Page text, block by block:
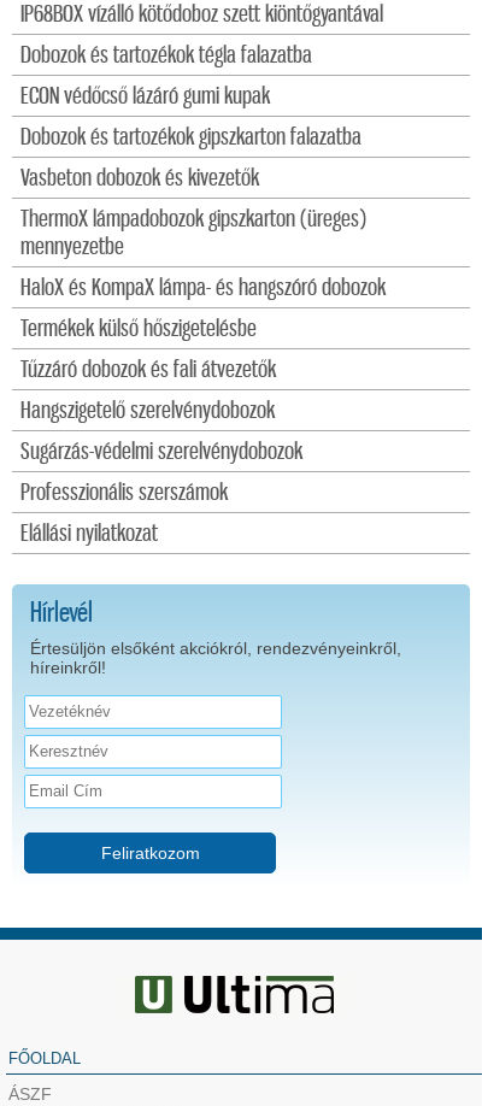
IP68BOX vízálló kötődoboz szett kiöntőgyantával
Dobozok és tartozékok tégla falazatba
ECON védőcső lázáró gumi kupak
Dobozok és tartozékok gipszkarton falazatba
Vasbeton dobozok és kivezetők
ThermoX lámpadobozok gipszkarton (üreges)
mennyezetbe
HaloX és KompaX lámpa- és hangszóró dobozok
Termékek külső hőszigetelésbe
Tűzzáró dobozok és fali átvezetők
Hangszigetelő szerelvénydobozok
Sugárzás-védelmi szerelvénydobozok
Professzionális szerszámok
Elállási nyilatkozat
Hírlevél
Értesüljön elsőként akciókról, rendezvényeinkről,
híreinkről!
Feliratkozom
FŐOLDAL
ÁSZF